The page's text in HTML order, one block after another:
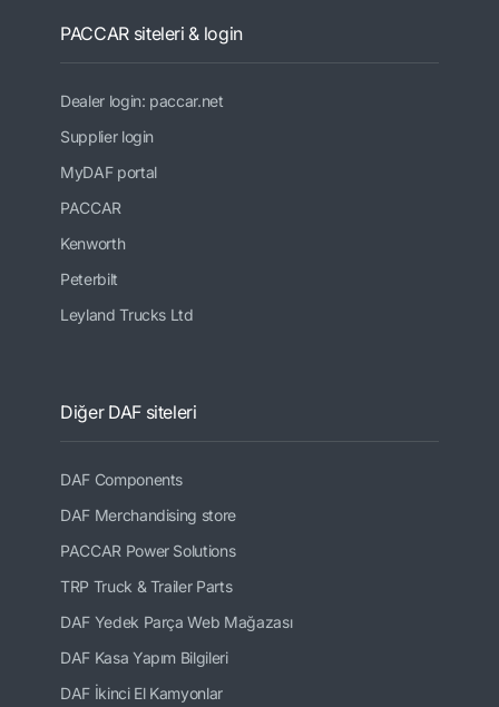
PACCAR siteleri & login
Dealer login: paccar.net
Supplier login
MyDAF portal
PACCAR
Kenworth
Peterbilt
Leyland Trucks Ltd
Diğer DAF siteleri
DAF Components
DAF Merchandising store
PACCAR Power Solutions
TRP Truck & Trailer Parts
DAF Yedek Parça Web Mağazası
DAF Kasa Yapım Bilgileri
DAF İkinci El Kamyonlar